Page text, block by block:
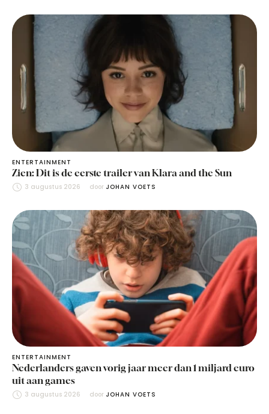
ENTERTAINMENT
Zien: Dit is de eerste trailer van Klara and the Sun
3 augustus 2026 door JOHAN VOETS
ENTERTAINMENT
Nederlanders gaven vorig jaar meer dan 1 miljard euro
uit aan games
3 augustus 2026 door JOHAN VOETS